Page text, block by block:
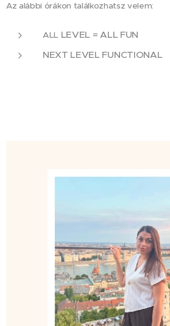
Az alábbi órákon találkozhatsz velem:
ALL LEVEL = ALL FUN
NEXT LEVEL FUNCTIONAL